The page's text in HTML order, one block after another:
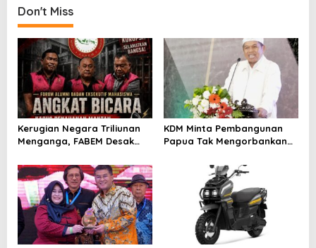
a
v
i
g
a
t
i
o
n
Don't Miss
Kerugian Negara Triliunan
Menganga, FABEM Desak
Afiliasi Tersangka MBG
KDM Minta Pembangunan
Papua Tak Mengorbankan